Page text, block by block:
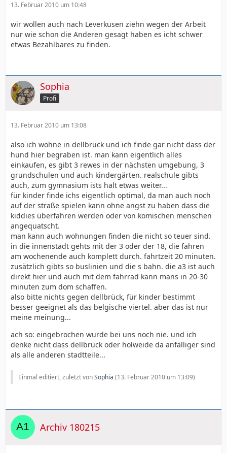
13. Februar 2010 um 10:48
wir wollen auch nach Leverkusen ziehn wegen der Arbeit
nur wie schon die Anderen gesagt haben es icht schwer
etwas Bezahlbares zu finden.
Sophia
Profi
13. Februar 2010 um 13:08
also ich wohne in dellbrück und ich finde gar nicht dass der
hund hier begraben ist. man kann eigentlich alles
einkaufen, es gibt 3 rewes in der nächsten umgebung, 3
grundschulen und auch kindergärten. realschule gibts
auch, zum gymnasium ists halt etwas weiter...
für kinder finde ichs eigentlich optimal, da man auch noch
auf der straße spielen kann ohne angst zu haben dass die
kiddies überfahren werden oder von komischen menschen
angequatscht.
man kann auch wohnungen finden die nicht so teuer sind.
in die innenstadt gehts mit der 3 oder der 18, die fahren
am wochenende auch komplett durch. fahrtzeit 20 minuten.
zusätzlich gibts so buslinien und die s bahn. die a3 ist auch
direkt hier und auch mit dem fahrrad kann mans in 20-30
minuten zum dom schaffen.
also bitte nichts gegen dellbrück, für kinder bestimmt
besser geeignet als das belgische viertel. aber das ist nur
meine meinung...
ach so: eingebrochen wurde bei uns noch nie. und ich
denke nicht dass dellbrück oder holweide da anfälliger sind
als alle anderen stadtteile...
Einmal editiert, zuletzt vonSophia (13. Februar 2010 um 13:09)
Archiv 180215